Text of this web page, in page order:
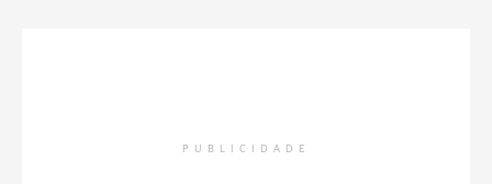
PUBLICIDADE